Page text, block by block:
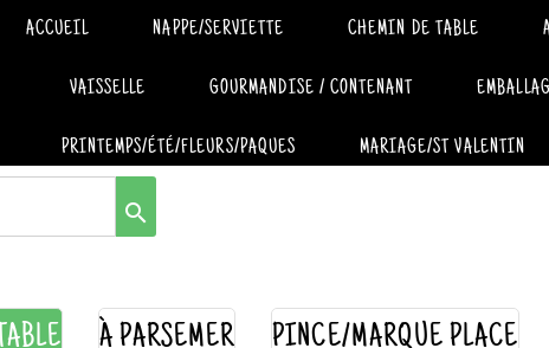
ACCUEIL NAPPE/SERVIETTE CHEMIN DE TABLE
VAISSELLE GOURMANDISE / CONTENANT
PRINTEMPS/ÉTÉ/FLEURS/PAQUES MARIAGE/ST VALENTIN
search
À PARSEMER PINCE/MARQUE PLACE